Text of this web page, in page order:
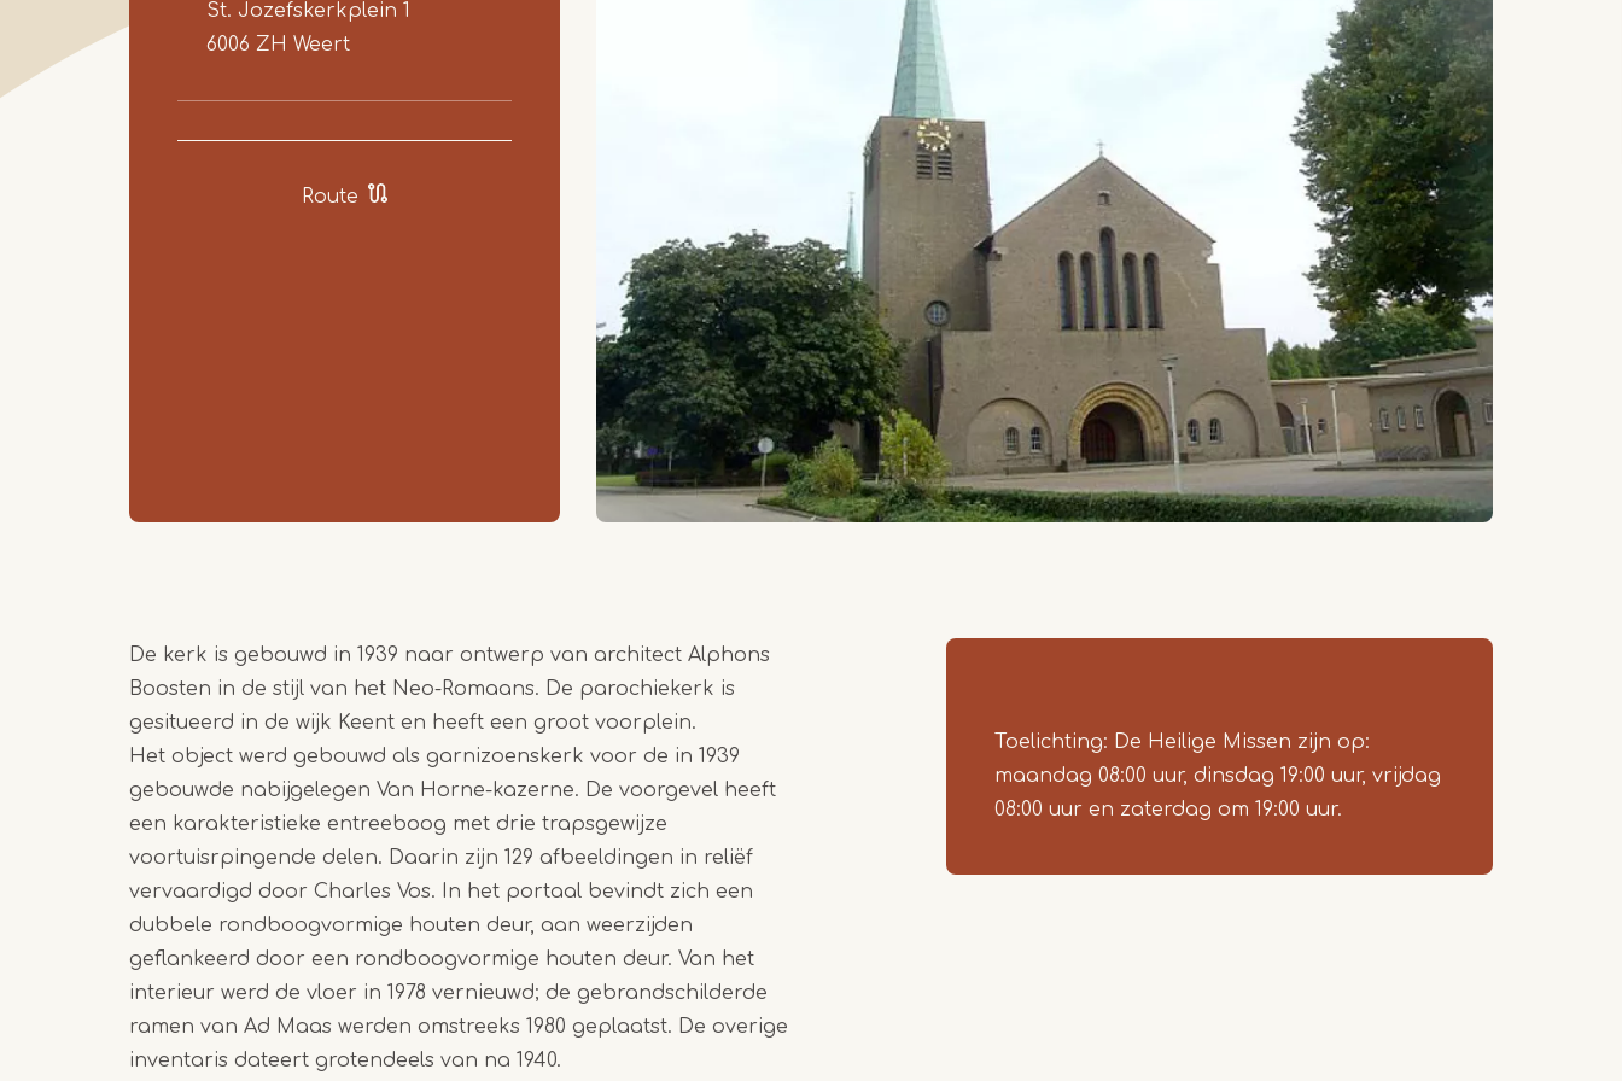
St. Jozefskerkplein 1
6006 ZH Weert
Route
De kerk is gebouwd in 1939 naar ontwerp van architect Alphons
Boosten in de stijl van het Neo-Romaans. De parochiekerk is
gesitueerd in de wijk Keent en heeft een groot voorplein.
Het object werd gebouwd als garnizoenskerk voor de in 1939
gebouwde nabijgelegen Van Horne-kazerne. De voorgevel heeft
een karakteristieke entreeboog met drie trapsgewijze
voortuisrpingende delen. Daarin zijn 129 afbeeldingen in reliëf
vervaardigd door Charles Vos. In het portaal bevindt zich een
dubbele rondboogvormige houten deur, aan weerzijden
geflankeerd door een rondboogvormige houten deur. Van het
interieur werd de vloer in 1978 vernieuwd; de gebrandschilderde
ramen van Ad Maas werden omstreeks 1980 geplaatst. De overige
inventaris dateert grotendeels van na 1940.
Toelichting: De Heilige Missen zijn op:
maandag 08:00 uur, dinsdag 19:00 uur, vrijdag
08:00 uur en zaterdag om 19:00 uur.